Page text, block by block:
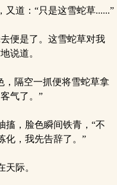
道：“只是这雪蛇草......”
便是了。这雪蛇草对我
说道。
隔空一抓便将雪蛇草拿
气了。”
，脸色瞬间铁青，“不
化，我先告辞了。”
际。